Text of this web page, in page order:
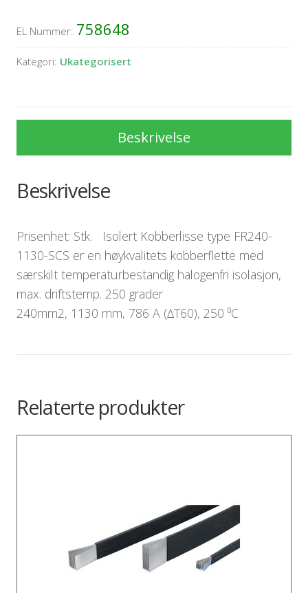
EL Nummer: 758648
Kategori: Ukategorisert
Beskrivelse
Beskrivelse
Prisenhet: Stk. Isolert Kobberlisse type FR240-
1130-SCS er en høykvalitets kobberflette med
særskilt temperaturbestandig halogenfri isolasjon,
max. driftstemp. 250 grader
240mm2, 1130 mm, 786 A (∆T60), 250 ⁰C
Relaterte produkter